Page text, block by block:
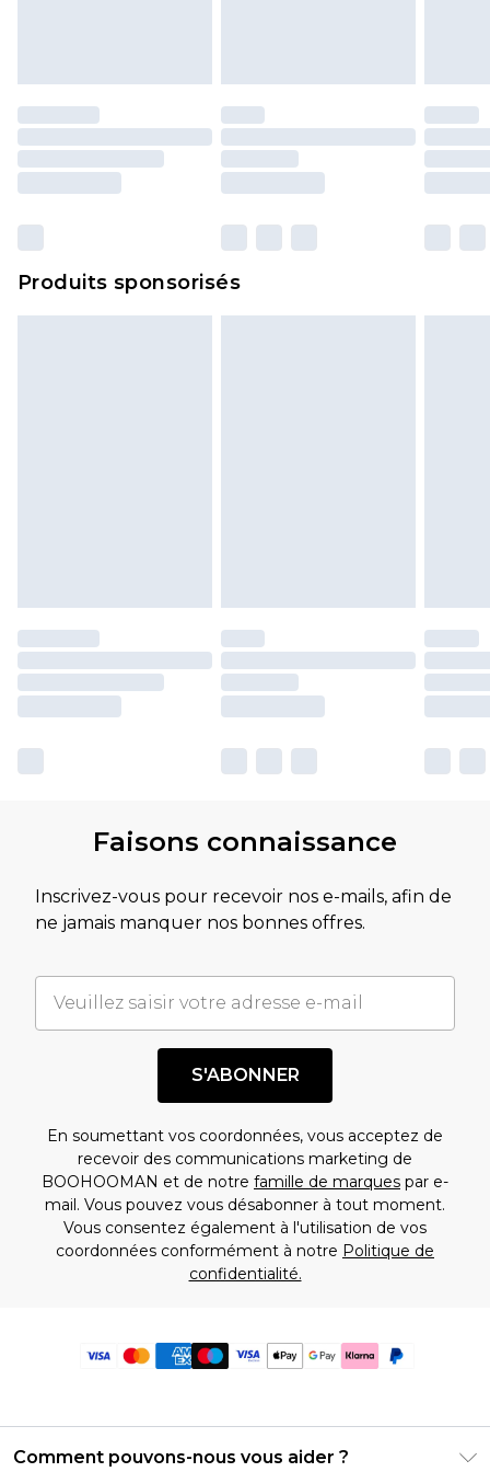
essayées en intérieur. Les articles pour la maison,
y compris le linge de lit, les matelas, les
surmatelas et les oreillers, doivent être inutilisés
n'affecte pas vos droits statutaires.
politique de retour.
Produits sponsorisés
Faisons connaissance
Inscrivez-vous pour recevoir nos e-mails, afin de
ne jamais manquer nos bonnes offres.
S'ABONNER
En soumettant vos coordonnées, vous acceptez de
recevoir des communications marketing de
BOOHOOMAN et de notre famille de marques par e-
mail. Vous pouvez vous désabonner à tout moment.
Vous consentez également à l'utilisation de vos
coordonnées conformément à notre Politique de
confidentialité.
Comment pouvons-nous vous aider ?